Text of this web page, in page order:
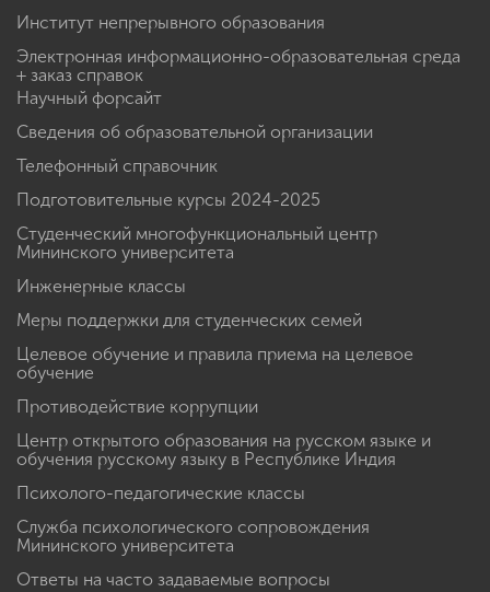
Институт непрерывного образования
Электронная информационно-образовательная среда
+ заказ справок
Научный форсайт
Сведения об образовательной организации
Телефонный справочник
Подготовительные курсы 2024-2025
Студенческий многофункциональный центр
Мининского университета
Инженерные классы
Меры поддержки для студенческих семей
Целевое обучение и правила приема на целевое
обучение
Противодействие коррупции
Центр открытого образования на русском языке и
обучения русскому языку в Республике Индия
Психолого-педагогические классы
Служба психологического сопровождения
Мининского университета
Ответы на часто задаваемые вопросы